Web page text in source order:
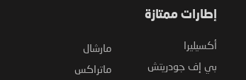
إطارات ممتازة
أكسيليرا
بي إف جودريتش
مارشال
ماتراكس